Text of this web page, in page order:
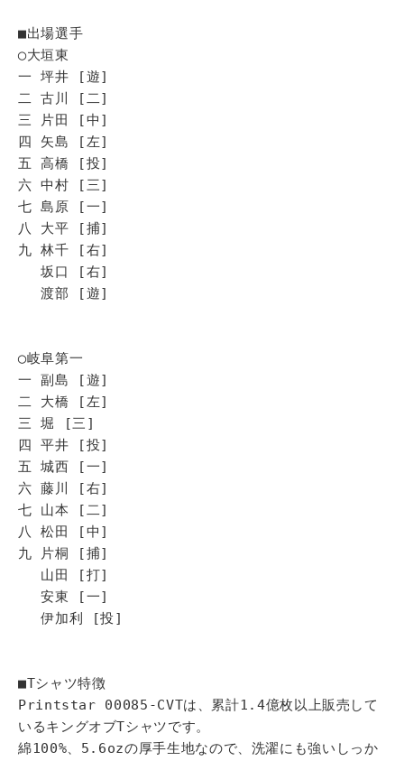
■出場選手
◯大垣東
一 坪井 [遊]
二 古川 [二]
三 片田 [中]
四 矢島 [左]
五 高橋 [投]
六 中村 [三]
七 島原 [一]
八 大平 [捕]
九 林千 [右]
坂口 [右]
渡部 [遊]
◯岐阜第一
一 副島 [遊]
二 大橋 [左]
三 堀 [三]
四 平井 [投]
五 城西 [一]
六 藤川 [右]
七 山本 [二]
八 松田 [中]
九 片桐 [捕]
山田 [打]
安東 [一]
伊加利 [投]
■Tシャツ特徴
Printstar 00085-CVTは、累計1.4億枚以上販売して
いるキングオブTシャツです。
綿100%、5.6ozの厚手生地なので、洗濯にも強いしっか